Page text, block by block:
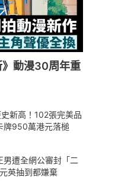
》動漫30周年重
新高！102張完美品
牌950萬港元落槌
男遭全網公審封「二
英抽到都嫌棄